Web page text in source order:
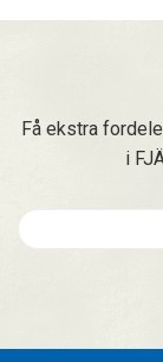
Få ekstra
i